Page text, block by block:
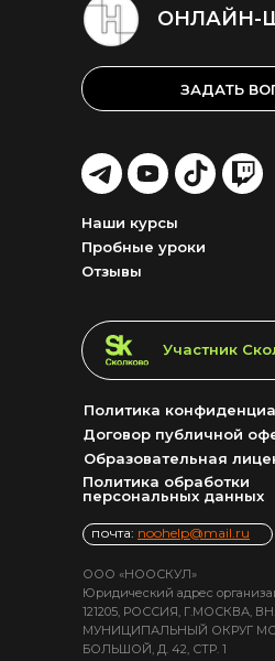
ОНЛАЙН-
ООО «НООСКУЛ»
Юридический адрес
121205, РОССИЯ, Г.МОСКВА,
МУНИЦИПАЛЬНЫЙ ОКРУГ
БОЛЬШОЙ, Д. 42, СТР. 1
почта: noohelp@mail.ru
LET'S
GO!
LET'S
GO!
LET'S
GO!
LET'S
GO!
Образовательная
Договор публичной
Политика
Отзывы
Пробные уроки
Наши курсы
ЗАДАТЬ
Участник
LET'S GO!
Политика обработки
персональных данных